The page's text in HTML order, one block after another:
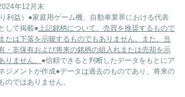
年12月末
利益）●家庭用ゲーム機、自動車業界における代表
して掲載●上記銘柄について、売買を推奨するもので
たは下落を示唆するものでもありません。また、当
・非保有および将来の銘柄の組入れまたは売却を示
りません。 ●信頼できると判断したデータをもとにア
ジメントが作成●データは過去のものであり、将来の
のではありません。